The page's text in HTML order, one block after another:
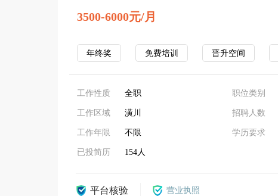
3500-6000元/月
年终奖 免费培训 晋升空间
工作性质 全职
工作区域 潢川
工作年限 不限
已投简历 154人
职位类别
招聘人数
学历要求
平台核验 营业执照